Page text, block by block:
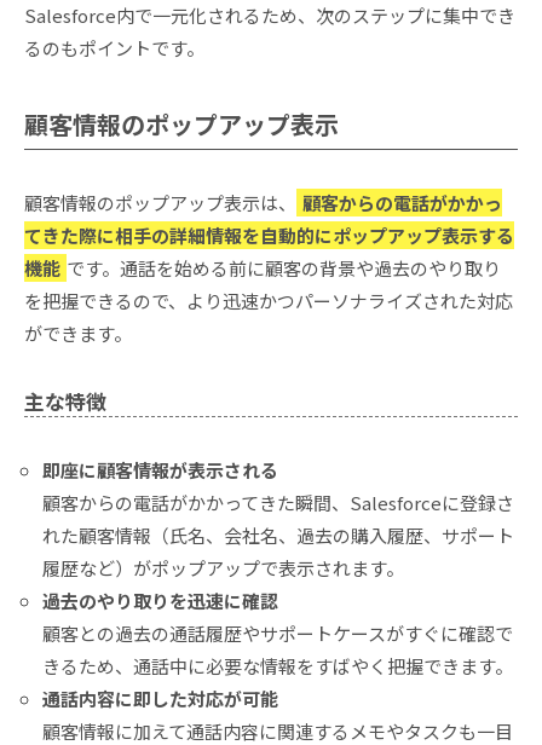
Salesforce内で一元化されるため、次のステップに集中でき
るのもポイントです。
顧客情報のポップアップ表示
顧客情報のポップアップ表示は、
顧客からの電話がかかっ
てきた際に相手の詳細情報を自動的にポップアップ表示する
機能 です。通話を始める前に顧客の背景や過去のやり取り
を把握できるので、より迅速かつパーソナライズされた対応
ができます。
主な特徴
即座に顧客情報が表示される
顧客からの電話がかかってきた瞬間、Salesforceに登録さ
れた顧客情報（氏名、会社名、過去の購入履歴、サポート
履歴など）がポップアップで表示されます。
過去のやり取りを迅速に確認
顧客との過去の通話履歴やサポートケースがすぐに確認で
きるため、通話中に必要な情報をすばやく把握できます。
通話内容に即した対応が可能
顧客情報に加えて通話内容に関連するメモやタスクも一目